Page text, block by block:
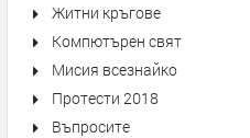
Житни кръгове
Компютърен свят
Мисия всезнайко
Протести 2018
Въпросите